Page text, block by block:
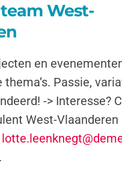
West-
en
Passie,
-> Interesse?
West-Vlaanderen